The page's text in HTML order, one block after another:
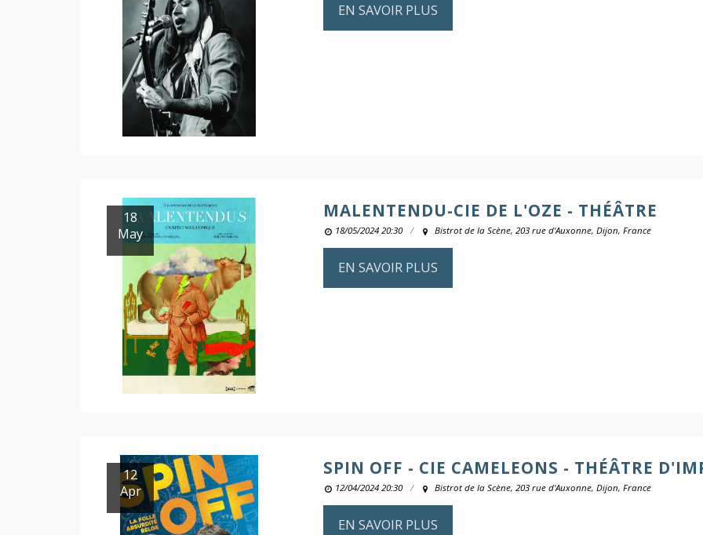
EN SAVOIR PLUS
18
May
MALENTENDU-CIE DE L'OZE - THÉÂTRE
18/05/2024 20:30 Bistrot de la Scène, 203 rue d'Auxonne, Dijon, France
EN SAVOIR PLUS
12
Apr
SPIN OFF - CIE CAMELEONS - THÉÂTRE
12/04/2024 20:30 Bistrot de la Scène, 203 rue d'Auxonne, Dijon, France
EN SAVOIR PLUS